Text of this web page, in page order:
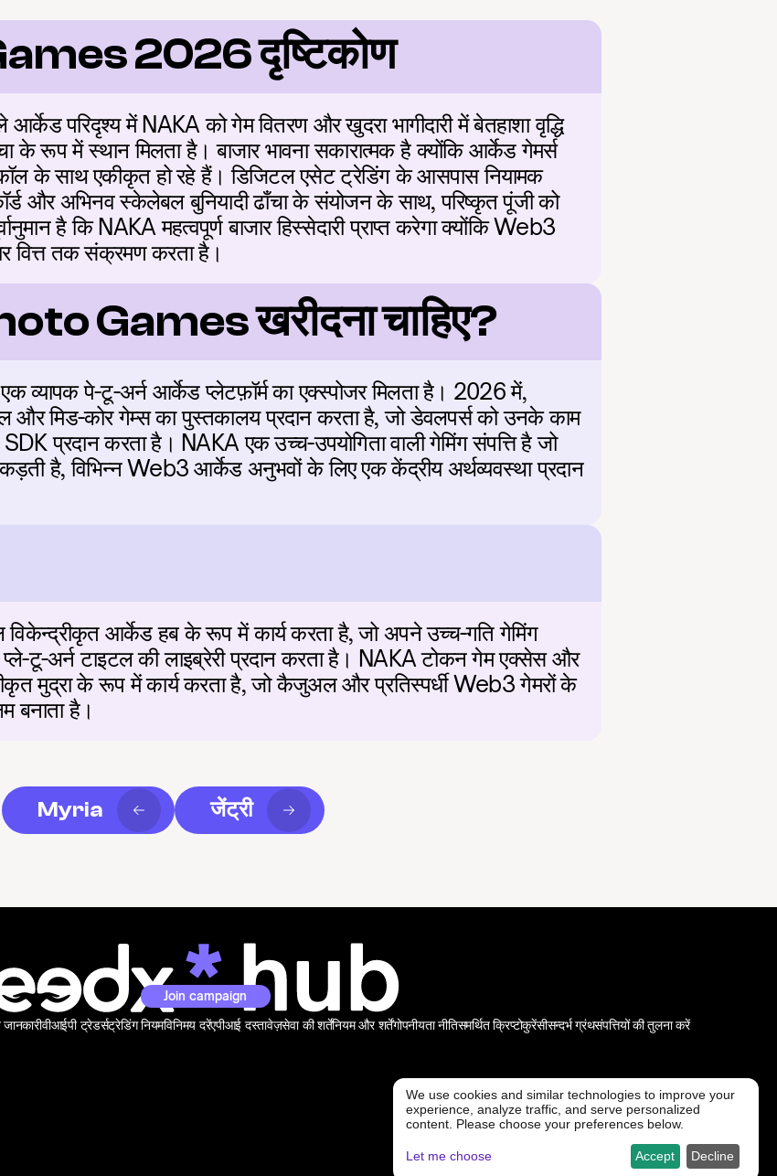
2026 दृष्टिकोण
परिदृश्य में NAKA को गेम वितरण और खुदरा भागीदारी में बेतहाशा वृद्धि
के रूप में स्थान मिलता है। बाजार भावना सकारात्मक है क्योंकि आर्केड गेमर्स
के साथ एकीकृत हो रहे हैं। डिजिटल एसेट ट्रेडिंग के आसपास नियामक
और अभिनव स्केलेबल बुनियादी ढाँचा के संयोजन के साथ, परिष्कृत पूंजी को
है कि NAKA महत्वपूर्ण बाजार हिस्सेदारी प्राप्त करेगा क्योंकि Web3
वित्त तक संक्रमण करता है।
Games खरीदना चाहिए?
व्यापक पे-टू-अर्न आर्केड प्लेटफ़ॉर्म का एक्स्पोजर मिलता है। 2026 में,
और मिड-कोर गेम्स का पुस्तकालय प्रदान करता है, जो डेवलपर्स को उनके काम
प्रदान करता है। NAKA एक उच्च-उपयोगिता वाली गेमिंग संपत्ति है जो
है, विभिन्न Web3 आर्केड अनुभवों के लिए एक केंद्रीय अर्थव्यवस्था प्रदान
विकेन्द्रीकृत आर्केड हब के रूप में कार्य करता है, जो अपने उच्च-गति गेमिंग
टू-अर्न टाइटल की लाइब्रेरी प्रदान करता है। NAKA टोकन गेम एक्सेस और
मुद्रा के रूप में कार्य करता है, जो कैजुअल और प्रतिस्पर्धी Web3 गेमरों के
बनाता है।
Myria जेंट्री
Join campaign
वीआईपी ट्रेडर्सट्रेडिंग नियमविनिमय दरेंएपीआई दस्तावेज़सेवा की शर्तेंनियम और शर्तेंगोपनीयता नीतिसमर्थित क्रिप्टोकुरेंसीसन्दर्भ ग्रंथसंपत्तियों की तुलना करें
@ Freedx 2026
We use cookies and similar technologies to improve your
experience, analyze traffic, and serve personalized
content. Please choose your preferences below.
Let me choose Decline
Accept